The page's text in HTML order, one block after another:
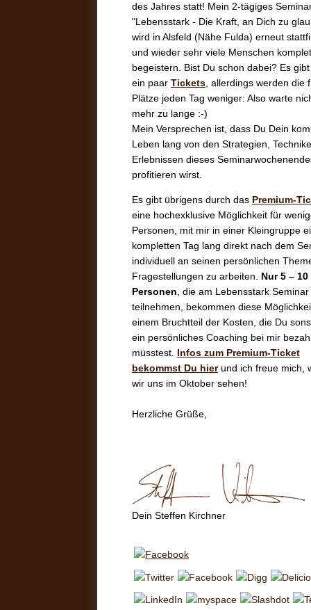
des Jahres statt! Mein 2-tägiges
"Lebensstark - Die Kraft, an Dich zu
wird in Alsfeld (Nähe Fulda) erneut
und wieder sehr viele Menschen
begeistern. Bist Du schon dabei? Es
ein paar Tickets, allerdings werden die
Plätze jeden Tag weniger: Also warte
mehr zu lange :-)
Mein Versprechen ist, dass Du Dein
Leben lang von den Strategien,
Erlebnissen dieses
profitieren wirst.
Es gibt übrigens durch das Premium-
eine hochexklusive Möglichkeit für
Personen, mit mir in einer Kleingruppe
kompletten Tag lang direkt nach dem
individuell an seinen persönlichen
Fragestellungen zu arbeiten. Nur 5 – 10
Personen, die am Lebensstark Seminar
teilnehmen, bekommen diese
einem Bruchtteil der Kosten, die Du
ein persönliches Coaching bei mir
müsstest. Infos zum Premium-Ticket
bekommst Du hierund ich freue mich,
wir uns im Oktober sehen!
Herzliche Grüße,
Dein Steffen Kirchner